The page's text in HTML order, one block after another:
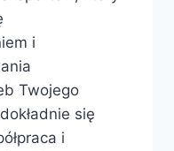
i
Twojego
się
i